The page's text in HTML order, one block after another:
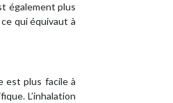
également plus
qui équivaut à
est plus facile à
L’inhalation